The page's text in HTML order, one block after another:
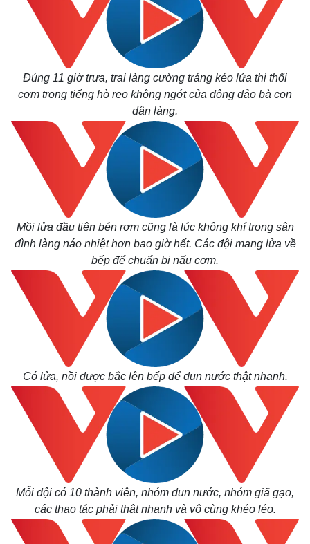
Thế giới
Quan sát
Cuộc sống đó đây
Multimedia
Video
E-Magazine
Infographic
Đúng 11 giờ trưa, trai làng cường tráng kéo lửa thi thổi
cơm trong tiếng hò reo không ngớt của đông đảo bà con
dân làng.
Mồi lửa đầu tiên bén rơm cũng là lúc không khí trong sân
đình làng náo nhiệt hơn bao giờ hết. Các đội mang lửa về
bếp để chuẩn bị nấu cơm.
Có lửa, nồi được bắc lên bếp để đun nước thật nhanh.
Mỗi đội có 10 thành viên, nhóm đun nước, nhóm giã gạo,
các thao tác phải thật nhanh và vô cùng khéo léo.